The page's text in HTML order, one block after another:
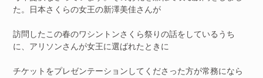
た。日本さくらの女王の新澤美佳さんが
訪問したこの春のワシントンさくら祭りの話をしているうち
に、アリソンさんが女王に選ばれたときに
チケットをプレゼンテーションしてくださった方が常務になら